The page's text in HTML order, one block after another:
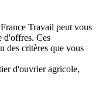
Travail peut vous
d'offres. Ces
des critères que vous
d'ouvrier agricole,